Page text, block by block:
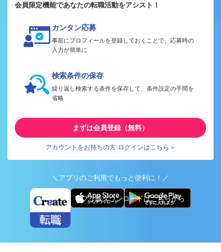
会員限定機能であなたの転職活動をアシスト！
カンタン応募
事前にプロフィールを登録しておくことで、応募時の
入力が簡単に
検索条件の保存
繰り返し検索する条件を保存して、条件設定の手間を
省略
まずは会員登録（無料）
アカウントをお持ちの方 ログインはこちら＞
＼アプリのご利用でもっと便利に！／
アプリ版ダウンロードはこちらから